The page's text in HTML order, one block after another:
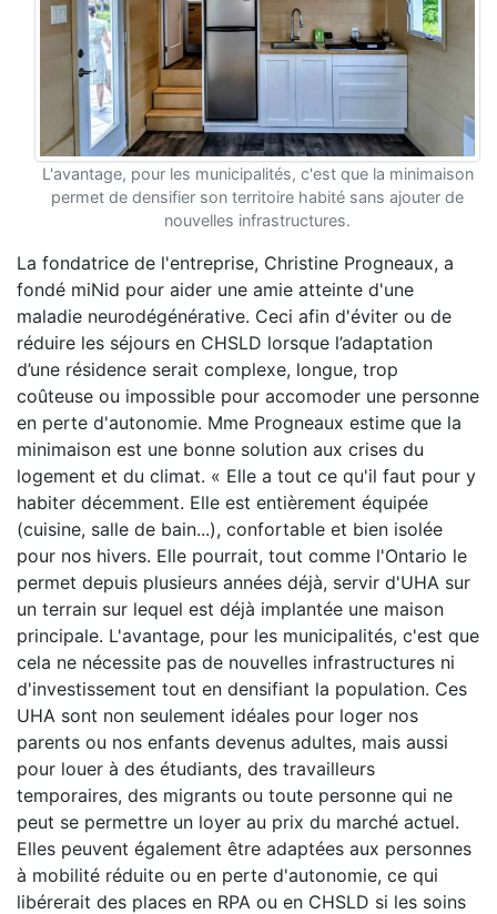
L'avantage, pour les municipalités, c'est que la minimaison
permet de densifier son territoire habité sans ajouter de
nouvelles infrastructures.
La fondatrice de l'entreprise, Christine Progneaux, a
fondé miNid pour aider une amie atteinte d'une
maladie neurodégénérative. Ceci afin d'éviter ou de
réduire les séjours en CHSLD lorsque l’adaptation
d’une résidence serait complexe, longue, trop
coûteuse ou impossible pour accomoder une personne
en perte d'autonomie. Mme Progneaux estime que la
minimaison est une bonne solution aux crises du
logement et du climat. « Elle a tout ce qu'il faut pour y
habiter décemment. Elle est entièrement équipée
(cuisine, salle de bain...), confortable et bien isolée
pour nos hivers. Elle pourrait, tout comme l'Ontario le
permet depuis plusieurs années déjà, servir d'UHA sur
un terrain sur lequel est déjà implantée une maison
principale. L'avantage, pour les municipalités, c'est que
cela ne nécessite pas de nouvelles infrastructures ni
d'investissement tout en densifiant la population. Ces
UHA sont non seulement idéales pour loger nos
parents ou nos enfants devenus adultes, mais aussi
pour louer à des étudiants, des travailleurs
temporaires, des migrants ou toute personne qui ne
peut se permettre un loyer au prix du marché actuel.
Elles peuvent également être adaptées aux personnes
à mobilité réduite ou en perte d'autonomie, ce qui
libérerait des places en RPA ou en CHSLD si les soins